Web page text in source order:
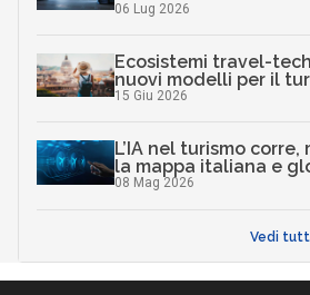
06 Lug 2026
Ecosistemi travel-
nuovi modelli per il
15 Giu 2026
L’IA nel turismo
la mappa italiana e
08 Mag 2026
Vedi